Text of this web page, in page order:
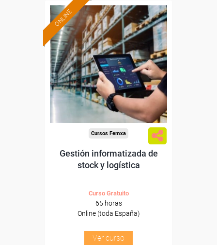
ONLINE
Formación 100%
subvencionada.
Para desempleados,
trabajadores y autónomos.
Sector
-Grandes Almacenes.
Cursos Femxa
Gestión informatizada de
stock y logística
Curso Gratuito
65 horas
Online (toda España)
Ver curso